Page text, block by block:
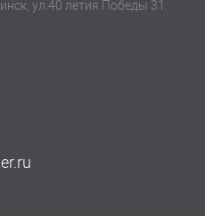
ул.40 летия Победы 31.